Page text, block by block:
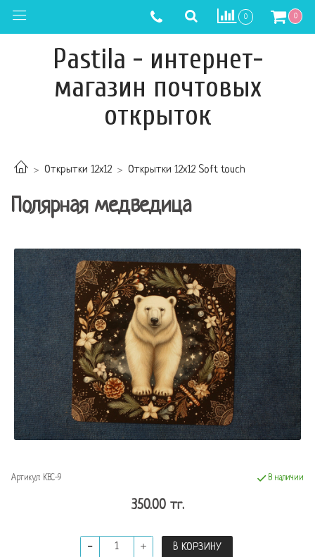
0 0
Pastila - интернет-
магазин почтовых
открыток
Открытки 12х12 Открытки 12х12 Soft touch
Полярная медведица
Артикул: КВС-9 В наличии
350.00 тг.
В КОРЗИНУ